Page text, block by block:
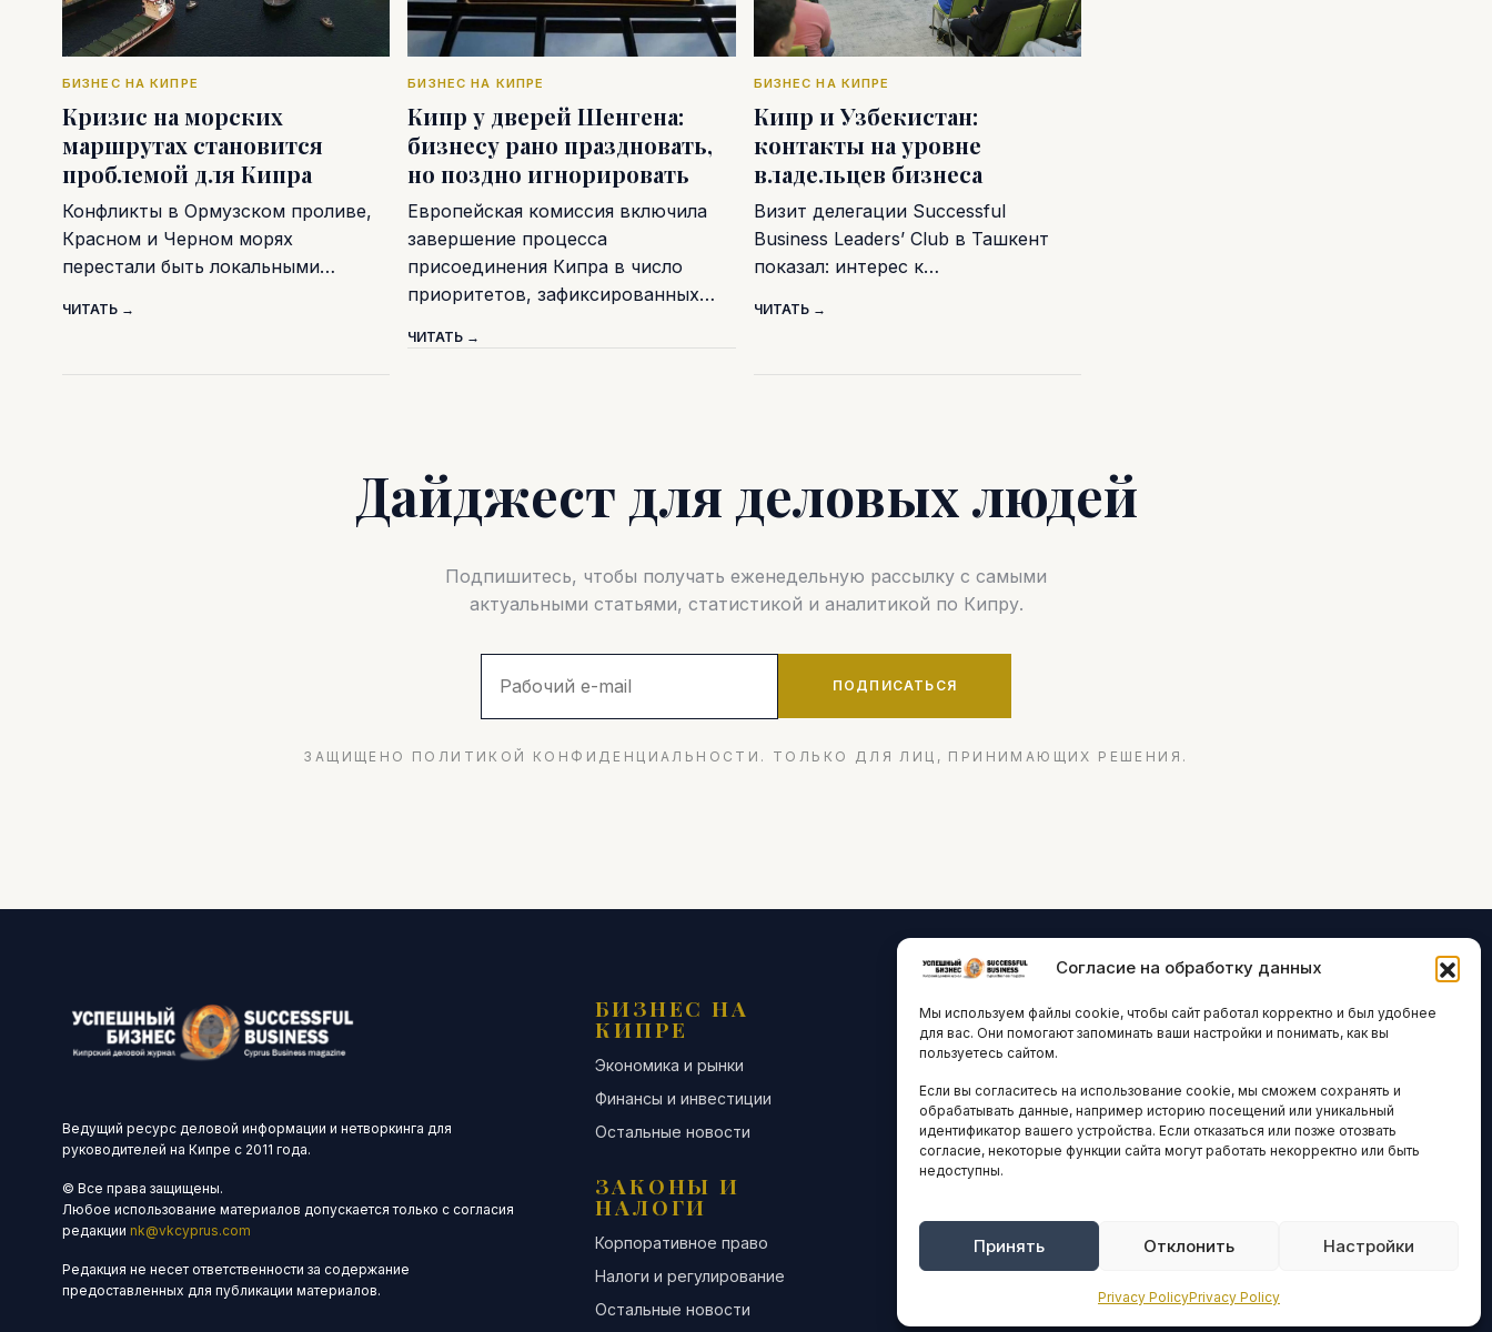
Согласие на обработку данных
Мы используем файлы cookie, чтобы сайт работал корректно и был удобнее
для вас. Они помогают запоминать ваши настройки и понимать, как вы
пользуетесь сайтом.
Если вы согласитесь на использование cookie, мы сможем сохранять и
обрабатывать данные, например историю посещений или уникальный
идентификатор вашего устройства. Если отказаться или позже отозвать
согласие, некоторые функции сайта могут работать некорректно или быть
недоступны.
Принять Отклонить Настройки
Privacy PolicyPrivacy Policy
БИЗНЕС НА КИПРЕ
Кризис на морских
маршрутах становится
проблемой для Кипра
Конфликты в Ормузском проливе,
Красном и Черном морях
перестали быть локальными…
ЧИТАТЬ →
БИЗНЕС НА КИПРЕ
Кипр у дверей Шенгена:
бизнесу рано праздновать,
но поздно игнорировать
Европейская комиссия включила
завершение процесса
присоединения Кипра в число
приоритетов, зафиксированных…
ЧИТАТЬ →
БИЗНЕС НА КИПРЕ
Кипр и Узбекистан:
контакты на уровне
владельцев бизнеса
Визит делегации Successful
Business Leaders’ Club в Ташкент
показал: интерес к…
ЧИТАТЬ →
Дайджест для деловых людей
Подпишитесь, чтобы получать еженедельную рассылку с самыми
актуальными статьями, статистикой и аналитикой по Кипру.
ПОДПИСАТЬСЯ
ЗАЩИЩЕНО ПОЛИТИКОЙ КОНФИДЕНЦИАЛЬНОСТИ. ТОЛЬКО ДЛЯ ЛИЦ, ПРИНИМАЮЩИХ РЕШЕНИЯ.
Ведущий ресурс деловой информации и нетворкинга для
руководителей на Кипре с 2011 года.
© Все права защищены.
Любое использование материалов допускается только с согласия
редакции nk@vkcyprus.com
Редакция не несет ответственности за содержание
предоставленных для публикации материалов.
БИЗНЕС НА
КИПРЕ
Экономика и рынки
Финансы и инвестиции
Остальные новости
ЗАКОНЫ И
НАЛОГИ
Корпоративное право
Налоги и регулирование
Остальные новости
ТЕХНОЛОГИИ И
ИННОВАЦИИ
Стартапы и исследования
Цифровая экономика
Остальные новости
ДЕЛОВОЕ
Конференции и форумы
Бизнес-клубы и ассоциации
ARTICLES IN
ENGLISH
НАВИГАЦИЯ
Архив материалов
ПРАВОВАЯ